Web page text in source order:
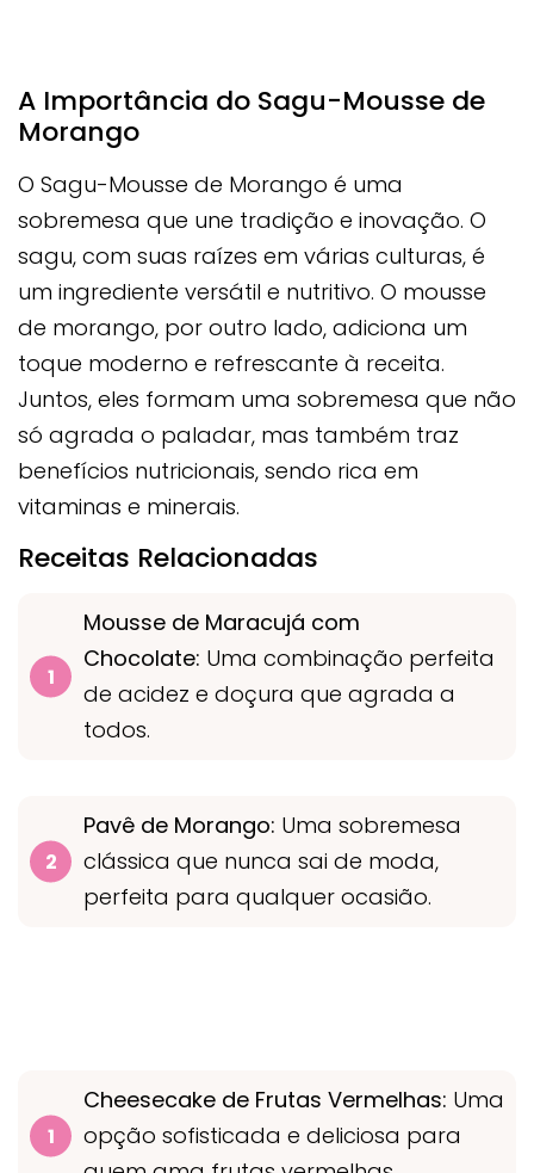
A Importância do Sagu-Mousse de
Morango
O Sagu-Mousse de Morango é uma
sobremesa que une tradição e inovação. O
sagu, com suas raízes em várias culturas, é
um ingrediente versátil e nutritivo. O mousse
de morango, por outro lado, adiciona um
toque moderno e refrescante à receita.
Juntos, eles formam uma sobremesa que não
só agrada o paladar, mas também traz
benefícios nutricionais, sendo rica em
vitaminas e minerais.
Receitas Relacionadas
Mousse de Maracujá com
Chocolate: Uma combinação perfeita
de acidez e doçura que agrada a
todos.
Pavê de Morango: Uma sobremesa
clássica que nunca sai de moda,
perfeita para qualquer ocasião.
Cheesecake de Frutas Vermelhas: Uma
opção sofisticada e deliciosa para